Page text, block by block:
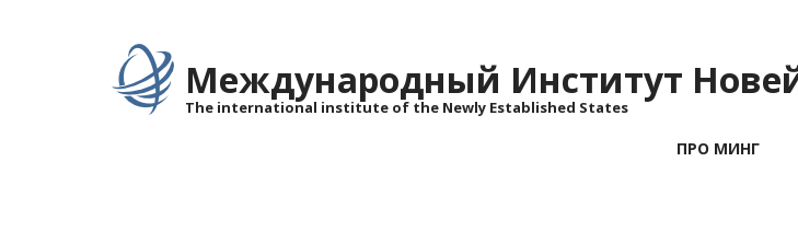
Международный Институт
The international institute of the Newly Established States
ПРО МИНГ